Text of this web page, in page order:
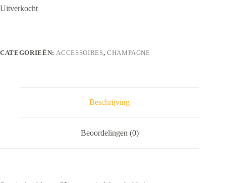
Uitverkocht
CATEGORIEËN: ACCESSOIRES, CHAMPAGNE
Beschrijving
Beoordelingen (0)